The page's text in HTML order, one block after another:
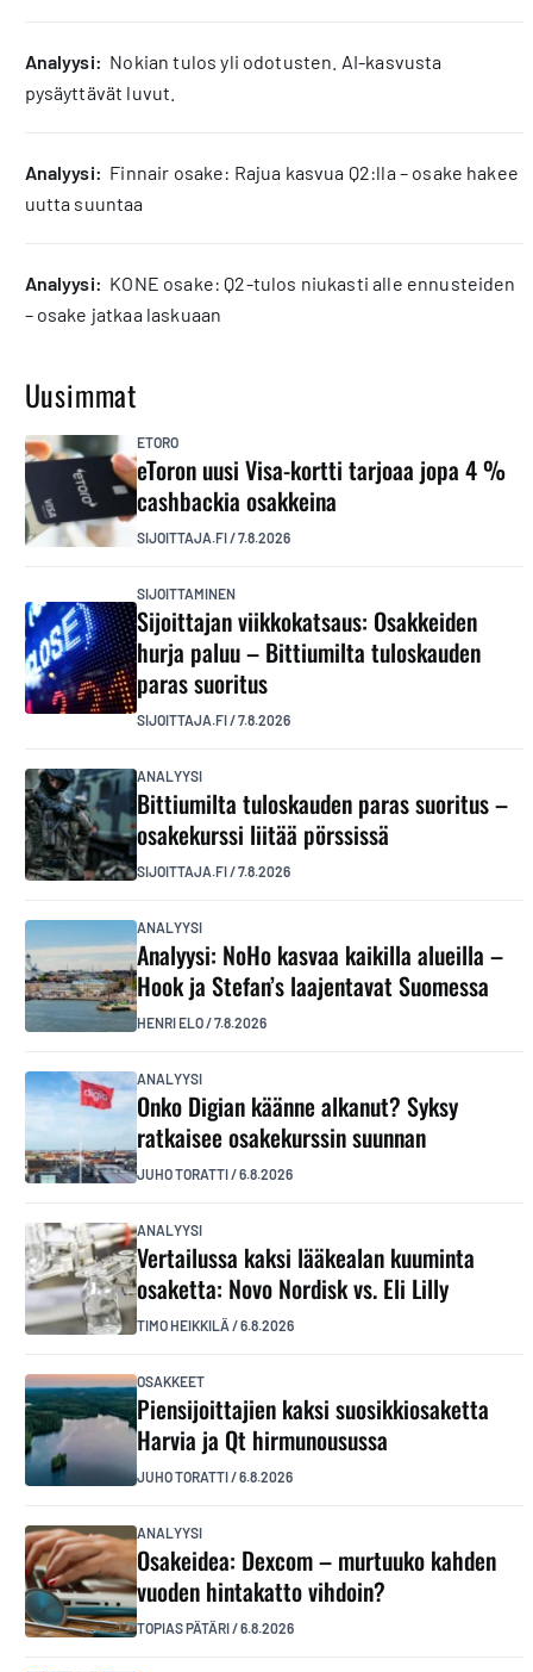
analyysi: Nokian tulos yli odotusten. AI-kasvusta
pysäyttävät luvut.
analyysi: Finnair osake: Rajua kasvua Q2:lla – osake hakee
uutta suuntaa
analyysi: KONE osake: Q2-tulos niukasti alle ennusteiden
– osake jatkaa laskuaan
Uusimmat
ETORO
eToron uusi Visa-kortti tarjoaa jopa 4 %
cashbackia osakkeina
SIJOITTAJA.FI/7.8.2026
SIJOITTAMINEN
Sijoittajan viikkokatsaus: Osakkeiden
hurja paluu – Bittiumilta tuloskauden
paras suoritus
SIJOITTAJA.FI/7.8.2026
ANALYYSI
Bittiumilta tuloskauden paras suoritus –
osakekurssi liitää pörssissä
SIJOITTAJA.FI/7.8.2026
ANALYYSI
Analyysi: NoHo kasvaa kaikilla alueilla –
Hook ja Stefan’s laajentavat Suomessa
HENRI ELO/7.8.2026
ANALYYSI
Onko Digian käänne alkanut? Syksy
ratkaisee osakekurssin suunnan
JUHO TORATTI/6.8.2026
ANALYYSI
Vertailussa kaksi lääkealan kuuminta
osaketta: Novo Nordisk vs. Eli Lilly
TIMO HEIKKILÄ /6.8.2026
OSAKKEET
Piensijoittajien kaksi suosikkiosaketta
Harvia ja Qt hirmunousussa
JUHO TORATTI/6.8.2026
ANALYYSI
Osakeidea: Dexcom – murtuuko kahden
vuoden hintakatto vihdoin?
TOPIAS PÄTÄRI/6.8.2026